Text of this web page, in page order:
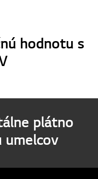
hodnotu s
plátno
umelcov